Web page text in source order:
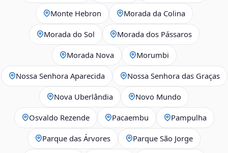
Monte Hebron Morada da Colina
Morada do Sol Morada dos Pássaros
Morada Nova Morumbi
Nossa Senhora Aparecida Nossa Senhora das Graças
Nova Uberlândia Novo Mundo
Osvaldo Rezende Pacaembu Pampulha
Parque das Árvores Parque São Jorge